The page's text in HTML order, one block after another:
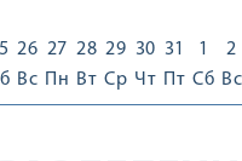
26
Вс
27
Пн
28
Вт
29
Ср
30
Чт
31
Пт
1
Сб
2
Вс